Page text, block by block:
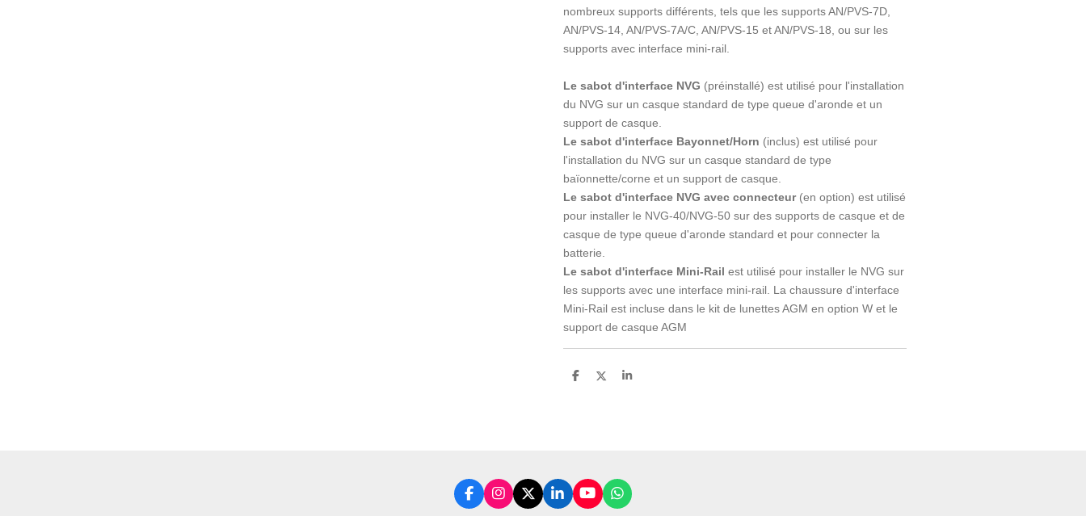
nombreux supports différents, tels que les supports AN/PVS-7D,
AN/PVS-14, AN/PVS-7A/C, AN/PVS-15 et AN/PVS-18, ou sur les
supports avec interface mini-rail.
Le sabot d'interface NVG (préinstallé) est utilisé pour l'installation
du NVG sur un casque standard de type queue d'aronde et un
support de casque.
Le sabot d'interface Bayonnet/Horn (inclus) est utilisé pour
l'installation du NVG sur un casque standard de type
baïonnette/corne et un support de casque.
Le sabot d'interface NVG avec connecteur (en option) est utilisé
pour installer le NVG-40/NVG-50 sur des supports de casque et de
casque de type queue d'aronde standard et pour connecter la
batterie.
Le sabot d'interface Mini-Rail est utilisé pour installer le NVG sur
les supports avec une interface mini-rail. La chaussure d'interface
Mini-Rail est incluse dans le kit de lunettes AGM en option W et le
support de casque AGM
P
P
P
F
a
I
n
X
L
i
Y
o
W
h